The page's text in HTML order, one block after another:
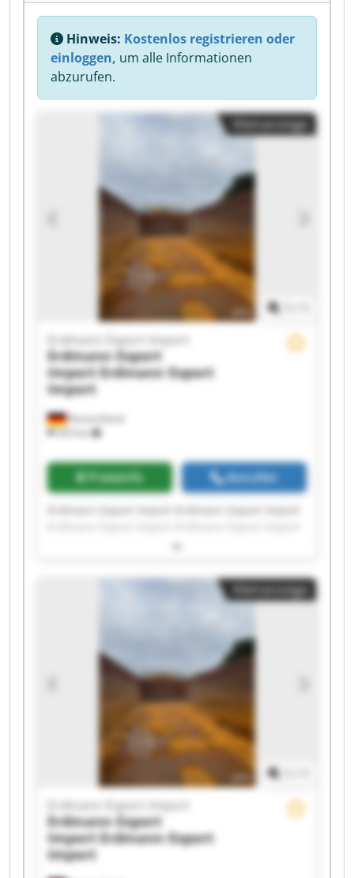
Hinweis: Kostenlos registrieren oder
einloggen, um alle Informationen
abzurufen.
Kleinanzeige
Deutschland
503 km
Erdmann Export Import
Erdmann Export
ImportErdmann Export
Import
Preisinfo Anrufen
Erdmann Export Import Erdmann Export Import
Erdmann Export Import Erdmann Export Import
Erdmann Export Import Erdmann Export Import
Erdmann Export Import Erdmann Export Import
Erdmann Export Import Erdmann Export Import
Erdmann Export Import Erdmann Export Import
Erdmann Export Import Erdmann Export Import
Kleinanzeige
Erdmann Export Import
Erdmann Export
ImportErdmann Export
Import